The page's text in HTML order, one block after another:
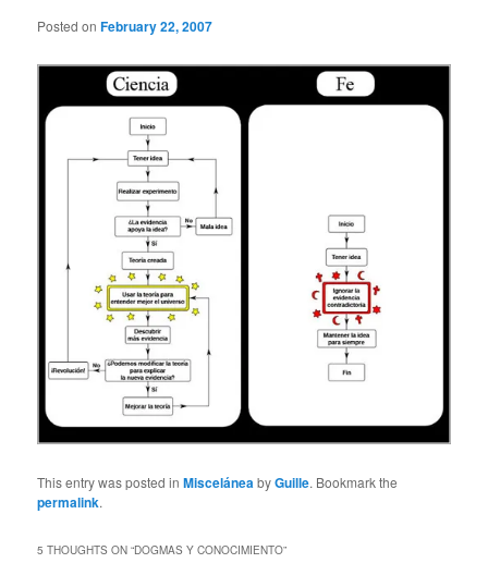
Posted onFebruary 22, 2007
This entry was posted inMisceláneabyGuille. Bookmark the
permalink.
5 THOUGHTS ON “DOGMAS Y CONOCIMIENTO”